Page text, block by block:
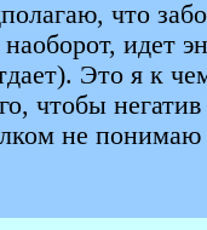
что
идет
Это я к
чтобы
не понимаю